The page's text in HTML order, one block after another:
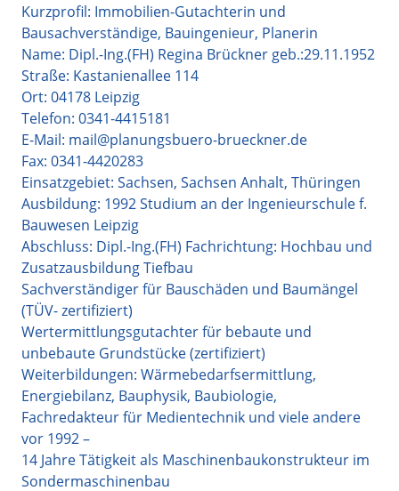
Kurzprofil: Immobilien-Gutachterin und
Bausachverständige, Bauingenieur, Planerin
Name: Dipl.-Ing.(FH) Regina Brückner geb.:29.11.1952
Straße: Kastanienallee 114
Ort: 04178 Leipzig
Telefon: 0341-4415181
E-Mail: mail@planungsbuero-brueckner.de
Fax: 0341-4420283
Einsatzgebiet: Sachsen, Sachsen Anhalt, Thüringen
Ausbildung: 1992 Studium an der Ingenieurschule f.
Bauwesen Leipzig
Abschluss: Dipl.-Ing.(FH) Fachrichtung: Hochbau und
Zusatzausbildung Tiefbau
Sachverständiger für Bauschäden und Baumängel
(TÜV- zertifiziert)
Wertermittlungsgutachter für bebaute und
unbebaute Grundstücke (zertifiziert)
Weiterbildungen: Wärmebedarfsermittlung,
Energiebilanz, Bauphysik, Baubiologie,
Fachredakteur für Medientechnik und viele andere
vor 1992 –
14 Jahre Tätigkeit als Maschinenbaukonstrukteur im
Sondermaschinenbau